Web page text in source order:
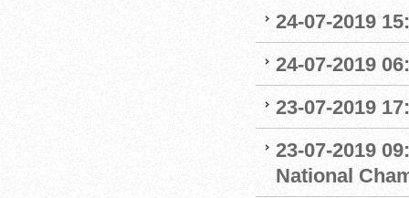
24-07-2019
24-07-2019
23-07-2019
23-07-2019
National